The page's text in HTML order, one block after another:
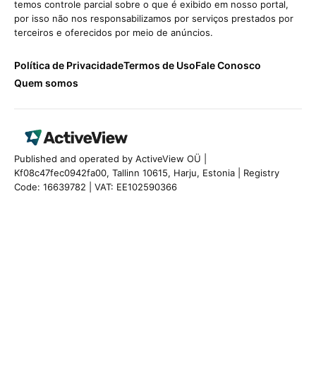
temos controle parcial sobre o que é exibido em nosso portal,
por isso não nos responsabilizamos por serviços prestados por
terceiros e oferecidos por meio de anúncios.
Política de PrivacidadeTermos de UsoFale Conosco
Quem somos
Published and operated by ActiveView OÜ |
Kf08c47fec0942fa00, Tallinn 10615, Harju, Estonia | Registry
Code: 16639782 | VAT: EE102590366